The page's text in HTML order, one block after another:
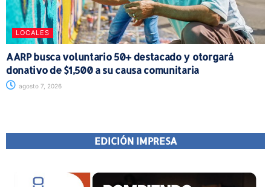
LOCALES
AARP busca voluntario 50+ destacado y otorgará
donativo de $1,500 a su causa comunitaria
agosto 7, 2026
EDICIÓN IMPRESA